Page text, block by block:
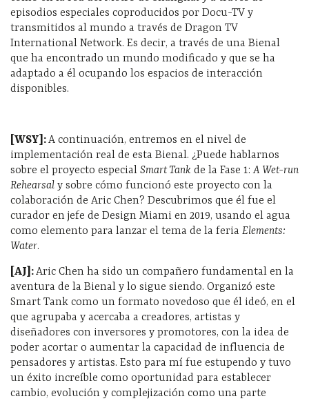
episodios especiales coproducidos por Docu-TV y
transmitidos al mundo a través de Dragon TV
International Network. Es decir, a través de una Bienal
que ha encontrado un mundo modificado y que se ha
adaptado a él ocupando los espacios de interacción
disponibles.
[WSY]:A continuación, entremos en el nivel de
implementación real de esta Bienal. ¿Puede hablarnos
sobre el proyecto especial Smart Tank de la Fase 1:A Wet-run
Rehearsal y sobre cómo funcionó este proyecto con la
colaboración de Aric Chen? Descubrimos que él fue el
curador en jefe de Design Miami en 2019, usando el agua
como elemento para lanzar el tema de la feria Elements:
Water.
[AJ]:Aric Chen ha sido un compañero fundamental en la
aventura de la Bienal y lo sigue siendo. Organizó este
Smart Tank como un formato novedoso que él ideó, en el
que agrupaba y acercaba a creadores, artistas y
diseñadores con inversores y promotores, con la idea de
poder acortar o aumentar la capacidad de influencia de
pensadores y artistas. Esto para mí fue estupendo y tuvo
un éxito increíble como oportunidad para establecer
cambio, evolución y complejización como una parte